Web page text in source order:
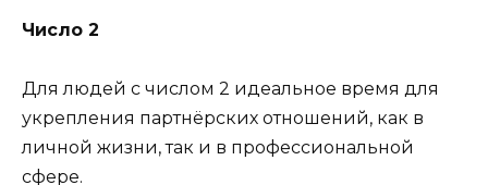
Число 2
Для людей с числом 2 идеальное время для
укрепления партнёрских отношений, как в
личной жизни, так и в профессиональной
сфере.